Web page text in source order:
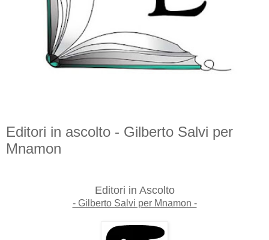
Editori in ascolto - Gilberto Salvi per
Mnamon
Editori in Ascolto
- Gilberto Salvi per Mnamon -